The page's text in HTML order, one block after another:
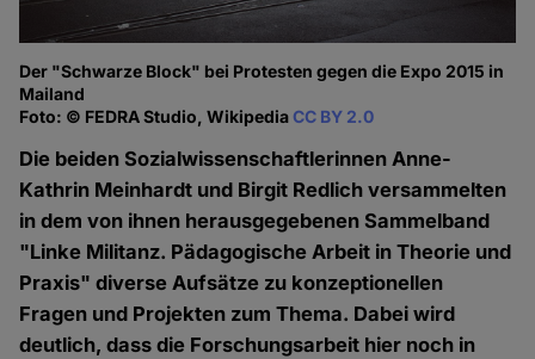
Der "Schwarze Block" bei Protesten gegen die Expo 2015 in
Mailand
Foto: © FEDRA Studio, WikipediaCC BY 2.0
Die beiden Sozialwissenschaftlerinnen Anne-
Kathrin Meinhardt und Birgit Redlich versammelten
in dem von ihnen herausgegebenen Sammelband
"Linke Militanz. Pädagogische Arbeit in Theorie und
Praxis" diverse Aufsätze zu konzeptionellen
Fragen und Projekten zum Thema. Dabei wird
deutlich, dass die Forschungsarbeit hier noch in